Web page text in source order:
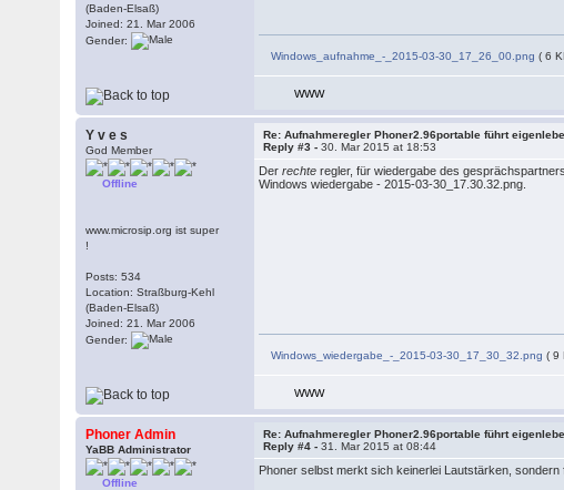
(Baden-Elsaß)
Joined: 21. Mar 2006
Gender:
Windows_aufnahme_-_2015-03-30_17_26_00.png ( 6
WWW
Y v e s
God Member
Offline
www.microsip.org ist super
!
Posts: 534
Location: Straßburg-Kehl
(Baden-Elsaß)
Joined: 21. Mar 2006
Gender:
Re: Aufnahmeregler Phoner2.96portable führt
Reply #3 -30. Mar 2015 at 18:53
Derrechte regler, für wiedergabe des
Windows wiedergabe - 2015-03-30_17.30.32.png.
Windows_wiedergabe_-_2015-03-30_17_30_32.png ( 9
WWW
Phoner Admin
YaBB Administrator
Offline
Re: Aufnahmeregler Phoner2.96portable führt
Reply #4 -31. Mar 2015 at 08:44
Phoner selbst merkt sich keinerlei Lautstärken, sondern